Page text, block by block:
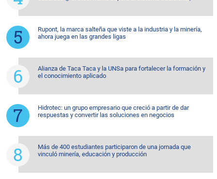
Rupont, la marca salteña que viste a la industria y la minería,
ahora juega en las grandes ligas
Alianza de Taca Taca y la UNSa para fortalecer la formación y
el conocimiento aplicado
Hidrotec: un grupo empresario que creció a partir de dar
respuestas y convertir las soluciones en negocios
Más de 400 estudiantes participaron de una jornada que
vinculó minería, educación y producción